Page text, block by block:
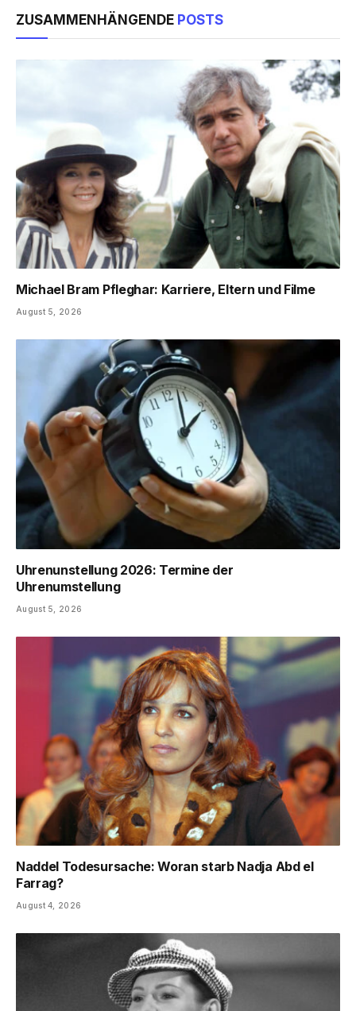
ZUSAMMENHÄNGENDE POSTS
Michael Bram Pfleghar: Karriere, Eltern und Filme
August 5, 2026
Uhrenunstellung 2026: Termine der
Uhrenumstellung
August 5, 2026
Naddel Todesursache: Woran starb Nadja Abd el
Farrag?
August 4, 2026